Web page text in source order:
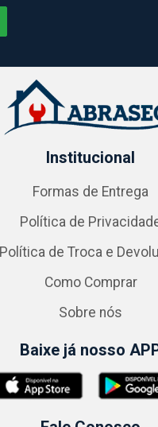
Institucional
Formas de Entrega
Política de
Política de Troca e
Como Comprar
Sobre nós
Baixe já nosso